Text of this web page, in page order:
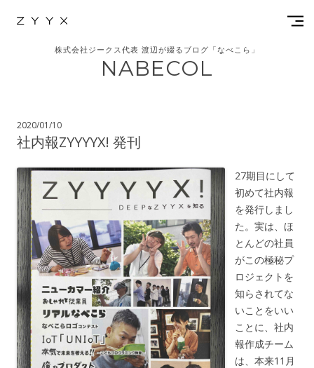
株式会社ジークス代表 渡辺が綴るブログ「なべこら」
NABECOL
2020/01/10
社内報ZYYYYX! 発刊
27期目にして
初めて社内報
を発行しまし
た。実は、ほ
とんどの社員
がこの極秘プ
ロジェクトを
知らされてな
いことをいい
ことに、社内
報作成チーム
は、本来11月